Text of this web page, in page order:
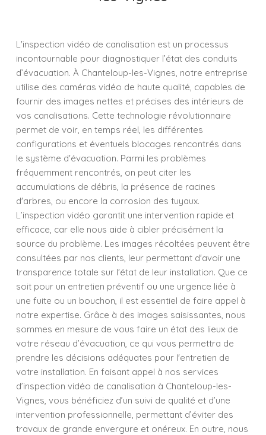
L'inspection vidéo de canalisation est un processus
incontournable pour diagnostiquer l’état des conduits
d’évacuation. À Chanteloup-les-Vignes, notre entreprise
utilise des caméras vidéo de haute qualité, capables de
fournir des images nettes et précises des intérieurs de
vos canalisations. Cette technologie révolutionnaire
permet de voir, en temps réel, les différentes
configurations et éventuels blocages rencontrés dans
le système d'évacuation. Parmi les problèmes
fréquemment rencontrés, on peut citer les
accumulations de débris, la présence de racines
d'arbres, ou encore la corrosion des tuyaux.
L’inspection vidéo garantit une intervention rapide et
efficace, car elle nous aide à cibler précisément la
source du problème. Les images récoltées peuvent être
consultées par nos clients, leur permettant d'avoir une
transparence totale sur l'état de leur installation. Que ce
soit pour un entretien préventif ou une urgence liée à
une fuite ou un bouchon, il est essentiel de faire appel à
notre expertise. Grâce à des images saisissantes, nous
sommes en mesure de vous faire un état des lieux de
votre réseau d’évacuation, ce qui vous permettra de
prendre les décisions adéquates pour l'entretien de
votre installation. En faisant appel à nos services
d’inspection vidéo de canalisation à Chanteloup-les-
Vignes, vous bénéficiez d’un suivi de qualité et d’une
intervention professionnelle, permettant d’éviter des
travaux de grande envergure et onéreux. En outre, nous